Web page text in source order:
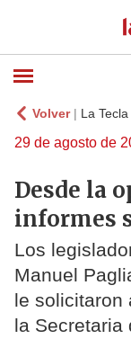
Volver| La
29 de agosto de
Desde la
informes
Los
Manuel
le solicitaron
la Secretaria